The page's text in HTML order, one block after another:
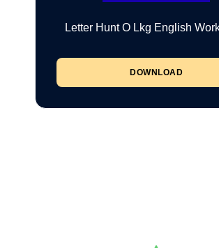
Letter Hunt O Lkg English
DOWNLOAD